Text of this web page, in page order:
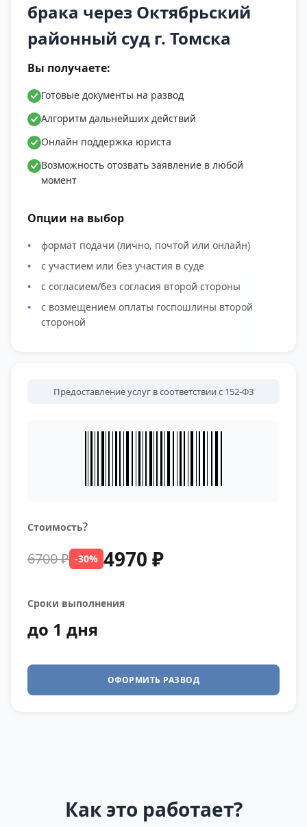
брака через Октябрьский
районный суд г. Томска
Вы получаете:
Готовые документы на развод
Алгоритм дальнейших действий
Онлайн поддержка юриста
Возможность отозвать заявление в любой
момент
Опции на выбор
формат подачи (лично, почтой или онлайн)
с участием или без участия в суде
с согласием/без согласия второй стороны
с возмещением оплаты госпошлины второй
стороной
Предоставление услуг в соответствии с 152-ФЗ
Стоимость?
6700 ₽ -30% 4970 ₽
Сроки выполнения
до 1 дня
ОФОРМИТЬ РАЗВОД
Как это работает?